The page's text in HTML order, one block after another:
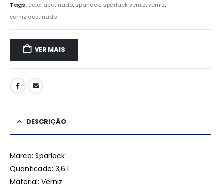
Tags: cetol acetinado, sparlack, sparlack verniz,verniz,
verniz acetinado
VER MAIS
DESCRIÇÃO
Marca: Sparlack
Quantidade: 3,6 L
Material: Verniz